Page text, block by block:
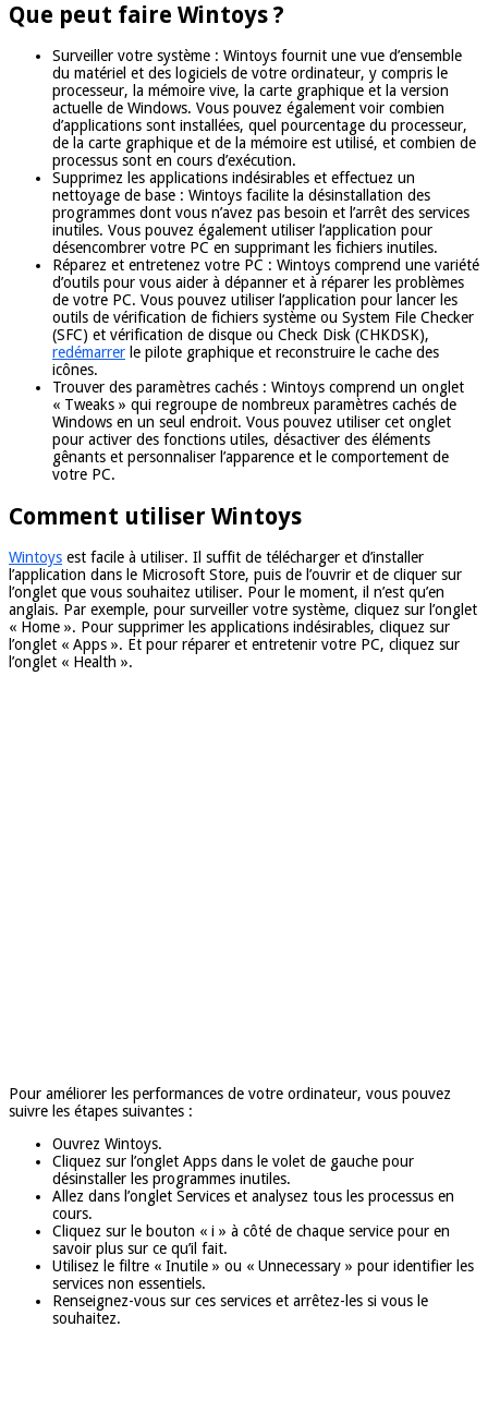
Que peut faire Wintoys ?
Surveiller votre système : Wintoys fournit une vue d’ensemble
du matériel et des logiciels de votre ordinateur, y compris le
processeur, la mémoire vive, la carte graphique et la version
actuelle de Windows. Vous pouvez également voir combien
d’applications sont installées, quel pourcentage du processeur,
de la carte graphique et de la mémoire est utilisé, et combien de
processus sont en cours d’exécution.
Supprimez les applications indésirables et effectuez un
nettoyage de base : Wintoys facilite la désinstallation des
programmes dont vous n’avez pas besoin et l’arrêt des services
inutiles. Vous pouvez également utiliser l’application pour
désencombrer votre PC en supprimant les fichiers inutiles.
Réparez et entretenez votre PC : Wintoys comprend une variété
d’outils pour vous aider à dépanner et à réparer les problèmes
de votre PC. Vous pouvez utiliser l’application pour lancer les
outils de vérification de fichiers système ou System File Checker
(SFC) et vérification de disque ou Check Disk (CHKDSK),
redémarrer le pilote graphique et reconstruire le cache des
icônes.
Trouver des paramètres cachés : Wintoys comprend un onglet
« Tweaks » qui regroupe de nombreux paramètres cachés de
Windows en un seul endroit. Vous pouvez utiliser cet onglet
pour activer des fonctions utiles, désactiver des éléments
gênants et personnaliser l’apparence et le comportement de
votre PC.
Comment utiliser Wintoys
Wintoys est facile à utiliser. Il suffit de télécharger et d’installer
l’application dans le Microsoft Store, puis de l’ouvrir et de cliquer sur
l’onglet que vous souhaitez utiliser. Pour le moment, il n’est qu’en
anglais. Par exemple, pour surveiller votre système, cliquez sur l’onglet
« Home ». Pour supprimer les applications indésirables, cliquez sur
l’onglet « Apps ». Et pour réparer et entretenir votre PC, cliquez sur
l’onglet « Health ».
Pour améliorer les performances de votre ordinateur, vous pouvez
suivre les étapes suivantes :
Ouvrez Wintoys.
Cliquez sur l’onglet Apps dans le volet de gauche pour
désinstaller les programmes inutiles.
Allez dans l’onglet Services et analysez tous les processus en
cours.
Cliquez sur le bouton « i » à côté de chaque service pour en
savoir plus sur ce qu’il fait.
Utilisez le filtre « Inutile » ou « Unnecessary » pour identifier les
services non essentiels.
Renseignez-vous sur ces services et arrêtez-les si vous le
souhaitez.